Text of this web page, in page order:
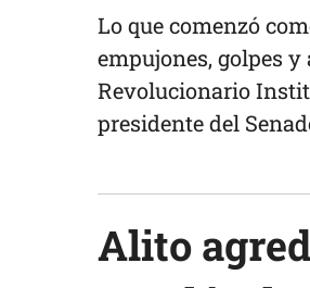
Lo que comenzó
empujones, golpes
Revolucionario
presidente del
Alito